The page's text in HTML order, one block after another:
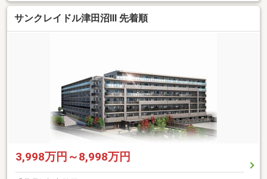
サンクレイドル津田沼III 先着順
3,998万円～8,998万円